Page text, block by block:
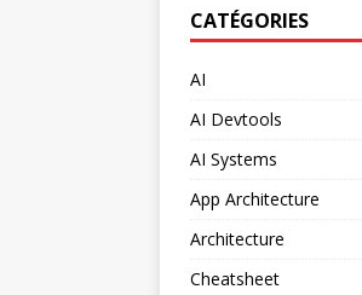
CATÉGORIES
AI
AI Devtools
AI Systems
App Architecture
Architecture
Cheatsheet